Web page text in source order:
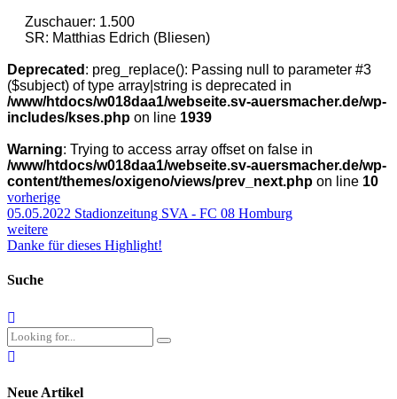
Zuschauer: 1.500
SR: Matthias Edrich (Bliesen)
Deprecated : preg_replace(): Passing null to parameter #3
($subject) of type array|string is deprecated in
/www/htdocs/w018daa1/webseite.sv-auersmacher.de/wp-
includes/kses.php on line 1939
Warning: Trying to access array offset on false in
/www/htdocs/w018daa1/webseite.sv-auersmacher.de/wp-
content/themes/oxigeno/views/prev_next.php on line 10
vorherige
05.05.2022 Stadionzeitung SVA - FC 08 Homburg
weitere
Danke für dieses Highlight!
Suche
Neue Artikel